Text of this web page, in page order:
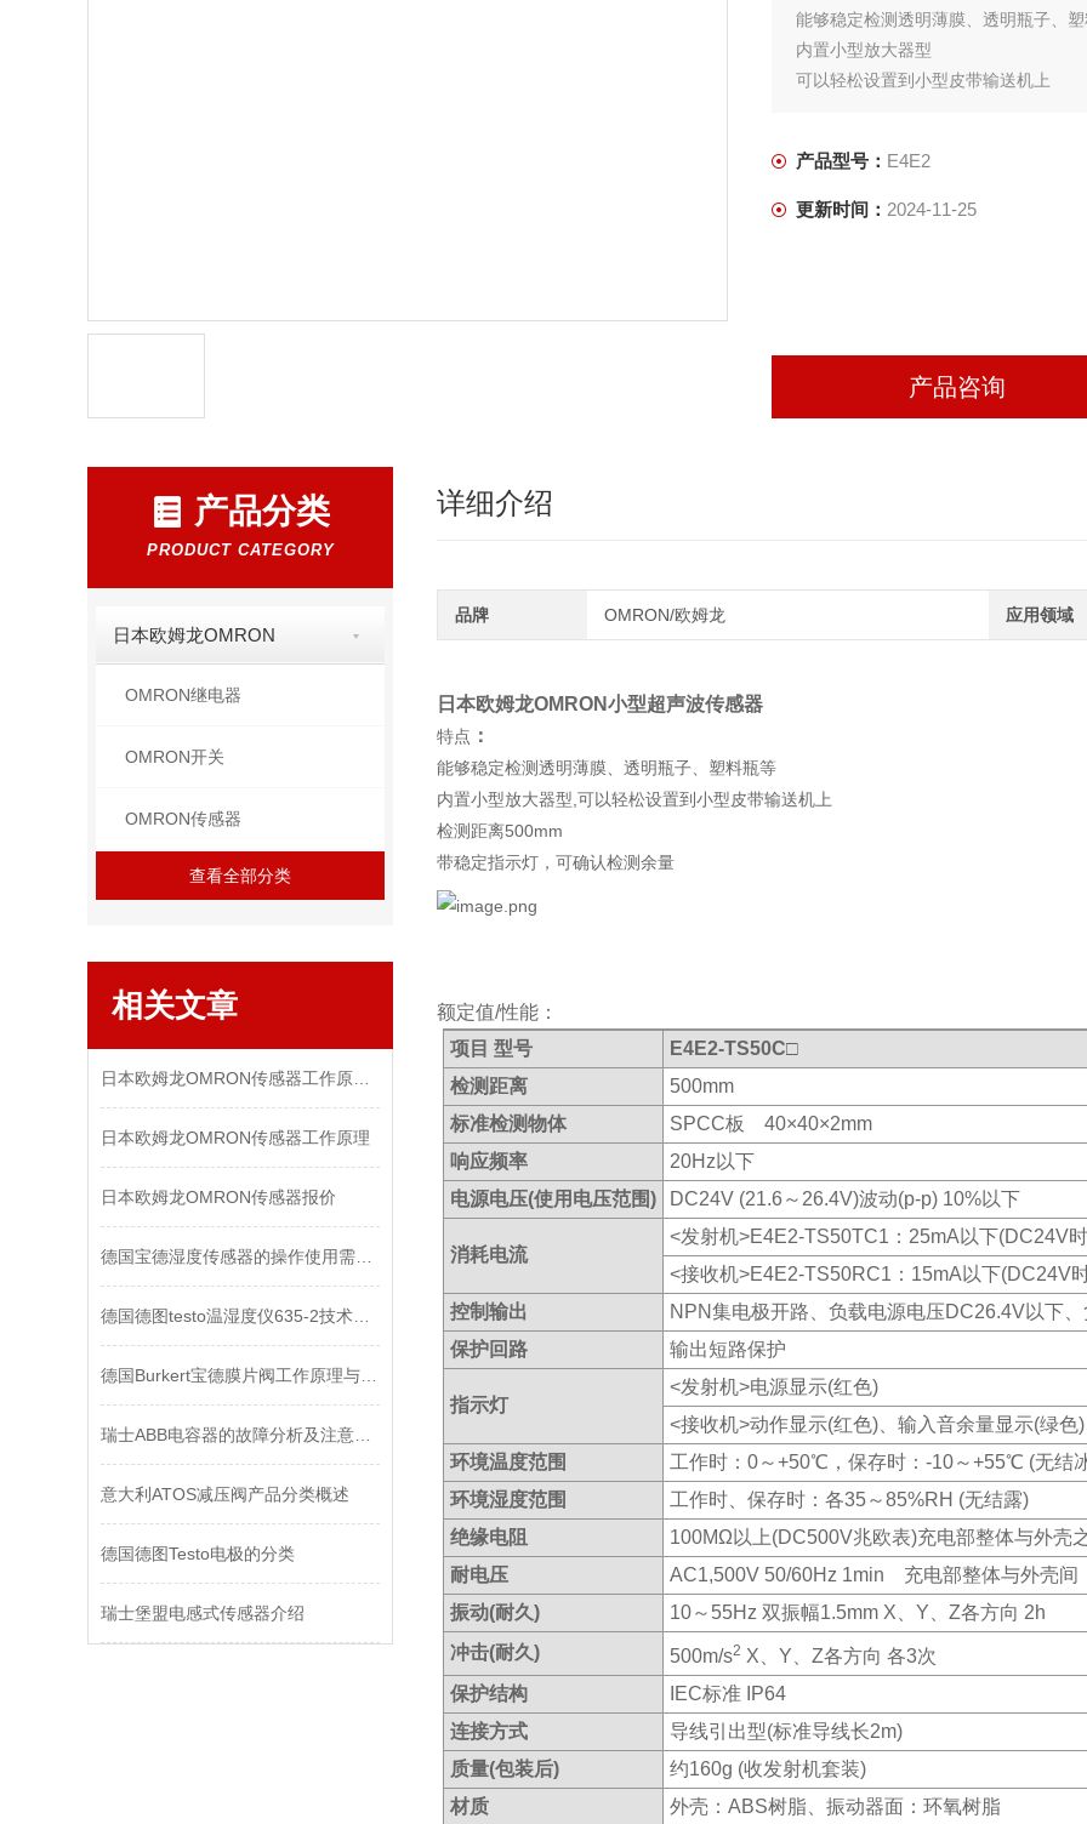
能够稳定检测透明薄膜、透明瓶子、
内置小型放大器型
可以轻松设置到小型皮带输送机上
产品型号： E4E2
更新时间： 2024-11-25
产品咨询
产品分类
PRODUCT CATEGORY
日本欧姆龙OMRON
OMRON继电器
OMRON开关
OMRON传感器
查看全部分类
相关文章
日本欧姆龙OMRON传感器工作原理
日本欧姆龙OMRON传感器报价
意大利ATOS减压阀产品分类概述
德国德图Testo电极的分类
瑞士堡盟电感式传感器介绍
详细介绍
品牌 OMRON/欧姆龙 应用领域
日本欧姆龙OMRON小型超声波传感器
特点 ：
能够稳定检测透明薄膜、透明瓶子、塑料瓶等
内置小型放大器型,可以轻松设置到小型皮带输送机上
检测距离500mm
带稳定指示灯，可确认检测余量
额定值/性能：
项目 型号
E4E2-TS50C□
检测距离
500mm
标准检测物体
SPCC板 40×40×2mm
响应频率
20Hz以下
电源电压(使用电压范围)
DC24V (21.6～26.4V)波动(p-p) 10%以下
消耗电流
<发射机>E4E2-TS50TC1：25mA以下(DC24V
<接收机>E4E2-TS50RC1：15mA以下(DC24V
控制输出
NPN集电极开路、负载电源电压DC26.4V以下
保护回路
输出短路保护
指示灯
<发射机>电源显示(红色)
<接收机>动作显示(红色)、输入音余量显示(绿色)
环境温度范围
工作时：0～+50℃，保存时：-10～+55℃ (无结
环境湿度范围
工作时、保存时：各35～85%RH (无结露)
绝缘电阻
100MΩ以上(DC500V兆欧表)充电部整体与外壳
耐电压
AC1,500V 50/60Hz 1min 充电部整体与外壳间
振动(耐久)
10～55Hz 双振幅1.5mm X、Y、Z各方向 2h
冲击(耐久)
500m/s2 X、Y、Z各方向 各3次
保护结构
IEC标准 IP64
连接方式
导线引出型(标准导线长2m)
质量(包装后)
约160g (收发射机套装)
材质
外壳：ABS树脂、振动器面：环氧树脂